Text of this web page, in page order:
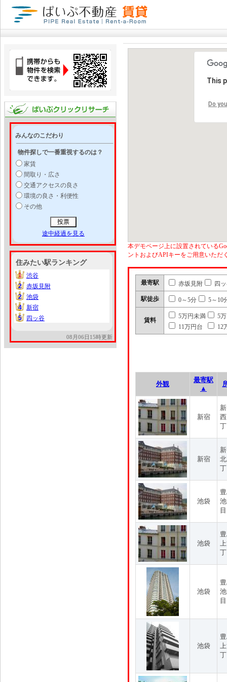
みんなのこだわり
物件探しで一番重視するのは？
家賃
間取り・広さ
交通アクセスの良さ
環境の良さ・利便性
その他
途中経過を見る
住みたい駅ランキング
1
1
渋谷
2
2
赤坂見附
2
2
池袋
4
4
新宿
5
5 四ッ谷
08月06日15時更新
This
Do
本デモページ上に設置されている
ントおよびAPIキーをご用意いただ
最寄駅 赤坂見附 四
駅徒歩 0～5分 5～10
賃料
5万円未満
5
11万円台
12
外観
最寄駅
▲
新宿
新宿
池袋
池袋
池袋
目
池袋